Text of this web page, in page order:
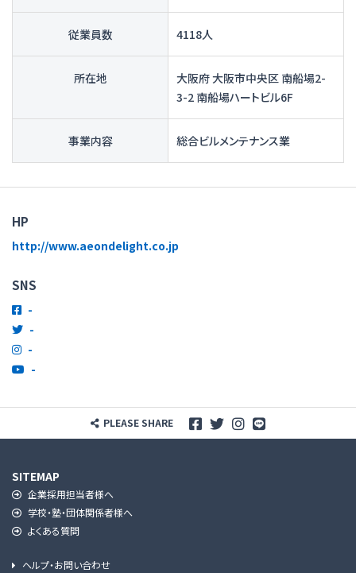
従業員数 4118人
所在地
大阪府 大阪市中央区 南船場2-
3-2 南船場ハートビル6F
事業内容 総合ビルメンテナンス業
HP
http://www.aeondelight.co.jp
SNS
-
-
-
-
PLEASE SHARE
SITEMAP
企業採用担当者様へ
学校・塾・団体関係者様へ
よくある質問
ヘルプ・お問い合わせ